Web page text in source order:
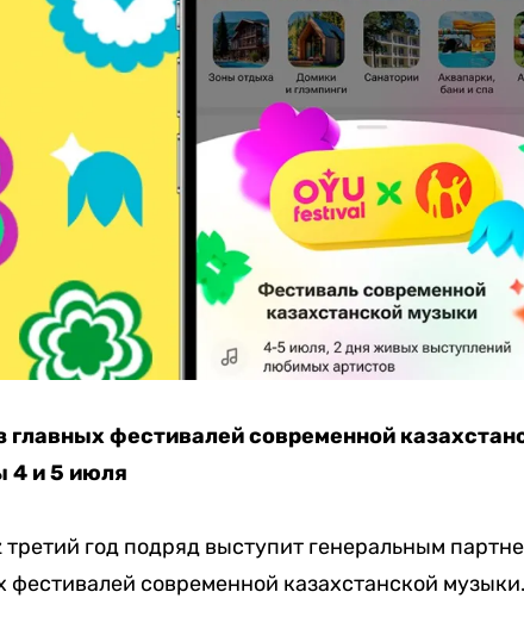
главных фестивалей современной
4 и 5 июля
третий год подряд выступит генеральным
фестивалей современной казахстанской музыки.